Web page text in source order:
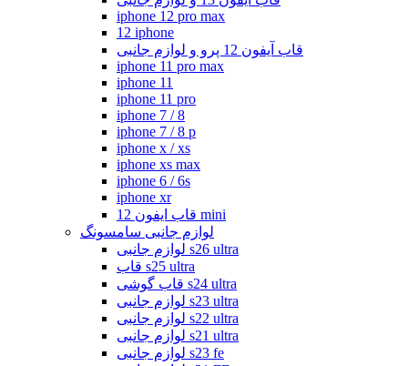
iphone 12 pro max
12 iphone
قاب آیفون 12 پرو و لوازم جانبی
iphone 11 pro max
iphone 11
iphone 11 pro
iphone 7 / 8
iphone 7 / 8 p
iphone x / xs
iphone xs max
iphone 6 / 6s
iphone xr
قاب ایفون 12 mini
لوازم جانبی سامسونگ
لوازم جانبی s26 ultra
قاب s25 ultra
قاب گوشی s24 ultra
لوازم جانبی s23 ultra
لوازم جانبی s22 ultra
لوازم جانبی s21 ultra
لوازم جانبی s23 fe